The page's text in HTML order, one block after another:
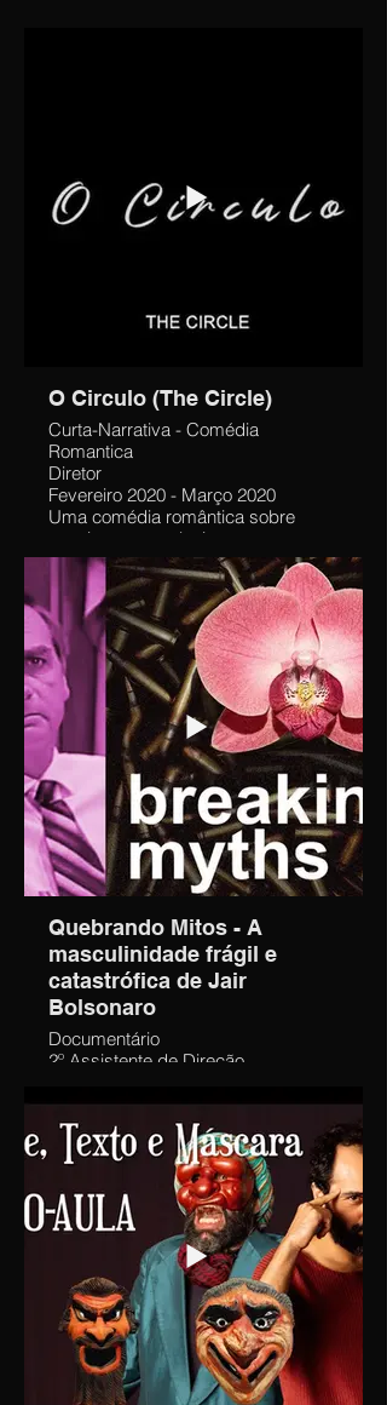
O Circulo (The Circle)
Curta-Narrativa - Comédia
Romantica
Diretor
Fevereiro 2020 - Março 2020
Uma comédia romântica sobre
casais e seus relacionamentos
secretos.
Dirigi este curta metragem a convite
dos produtores (que no caso eram
os proprios atores) com os desafios
de ter seis atores principais sem
experiência anterior atuando diante
das câmeras e um prazo de
filmagem de dois dias.
Quebrando Mitos - A
masculinidade frágil e
catastrófica de Jair
Bolsonaro
Documentário
2º Assistente de Direção
Junho de 2022 - Setembro de 2022
“Quebrando Mitos” revela a
masculinidade catastrófica e frágil
de Jair Bolsonaro sob o ponto de
vista de um casal LGBT – o
cineasta Fernando Grostein
Andrade (“Quebrando o Tabu”,
“Coração Vagabundo”, “Abe”) e o
ator e cantor Fernando Siqueira.
Eu dividi e organizei equipamentos
de câmera, iluminação, adereços e
figurinos necessários para cada